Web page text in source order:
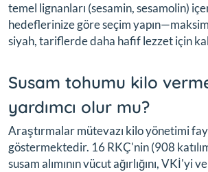
temel lignanları (sesamin, sesamolin)
hedeflerinize göre seçim
siyah, tariflerde daha hafif lezzet için
Susam tohumu kilo
yardımcı olur mu?
Araştırmalar mütevazı kilo yönetimi
göstermektedir. 16 RKÇ'nin (908
susam alımının vücut ağırlığını, VKİ'yi